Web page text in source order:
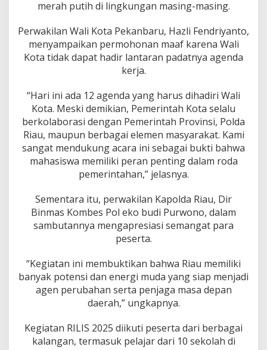
merah putih di lingkungan masing-masing.
Perwakilan Wali Kota Pekanbaru, Hazli Fendriyanto,
menyampaikan permohonan maaf karena Wali
Kota tidak dapat hadir lantaran padatnya agenda
kerja.
“Hari ini ada 12 agenda yang harus dihadiri Wali
Kota. Meski demikian, Pemerintah Kota selalu
berkolaborasi dengan Pemerintah Provinsi, Polda
Riau, maupun berbagai elemen masyarakat. Kami
sangat mendukung acara ini sebagai bukti bahwa
mahasiswa memiliki peran penting dalam roda
pemerintahan,” jelasnya.
Sementara itu, perwakilan Kapolda Riau, Dir
Binmas Kombes Pol eko budi Purwono, dalam
sambutannya mengapresiasi semangat para
peserta.
“Kegiatan ini membuktikan bahwa Riau memiliki
banyak potensi dan energi muda yang siap menjadi
agen perubahan serta penjaga masa depan
daerah,” ungkapnya.
Kegiatan RILIS 2025 diikuti peserta dari berbagai
kalangan, termasuk pelajar dari 10 sekolah di